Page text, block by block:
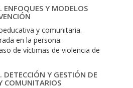
Y MODELOS
y comunitaria.
en la persona.
de víctimas de violencia de
Y GESTIÓN DE
COMUNITARIOS